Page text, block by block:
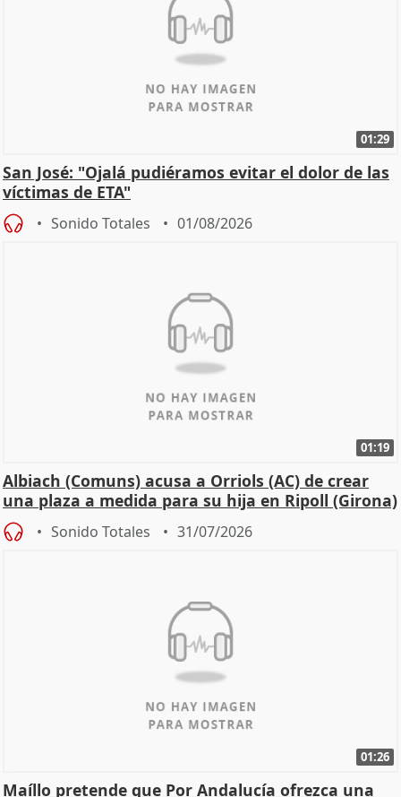
01:29
San José: "Ojalá pudiéramos evitar el dolor de las
víctimas de ETA"
Sonido Totales 01/08/2026
01:19
Albiach (Comuns) acusa a Orriols (AC) de crear
una plaza a medida para su hija en Ripoll (Girona)
Sonido Totales 31/07/2026
01:26
Maíllo pretende que Por Andalucía ofrezca una